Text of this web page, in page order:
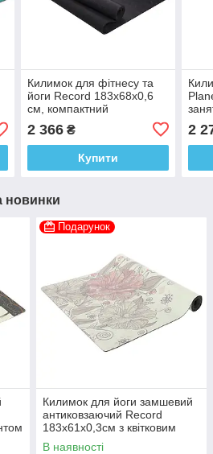
Килимок для фітнесу та
йоги Record 183x68x0,6
см, компактний
2 366₴
Купити
2
новинки
Подарунок
Килимок для йоги замшевий
антиковзаючий Record
183x61x0,3см з квітковим
принтом
В наявності